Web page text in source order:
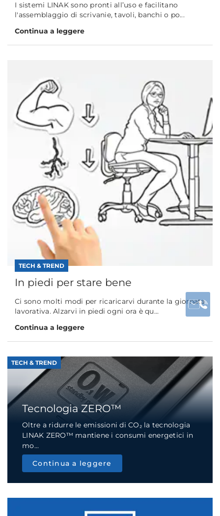
I sistemi LINAK sono pronti all’uso e facilitano
l'assemblaggio di scrivanie, tavoli, banchi o po...
Continua a leggere
TECH & TREND
In piedi per stare bene
Ci sono molti modi per ricaricarvi durante la giornata
lavorativa. Alzarvi in piedi ogni ora è qu...
Continua a leggere
TECH & TREND
Tecnologia ZERO™
Oltre a ridurre le emissioni di CO₂ la tecnologia
LINAK ZERO™ mantiene i consumi energetici in
mo...
Continua a leggere